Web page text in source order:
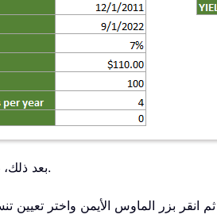
2. بعد ذلك، غيّر تنسيق الخلية إلى نسبة مئوية.
ثم انقر بزر الماوس الأيمن واختر